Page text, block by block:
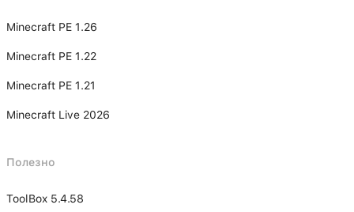
Minecraft PE 1.26
Minecraft PE 1.22
Minecraft PE 1.21
Minecraft Live 2026
Полезно
ToolBox 5.4.58